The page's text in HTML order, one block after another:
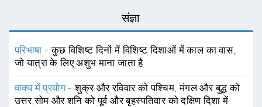
संज्ञा
परिभाषा -कुछ विशिष्ट दिनों में विशिष्ट दिशाओं में काल का वास,
जो यात्रा के लिए अशुभ माना जाता है
वाक्य में प्रयोग -शुक्र और रविवार को पश्चिम, मंगल और बुद्ध को
उत्तर,सोम और शनि को पूर्व और बृहस्पतिवार को दक्षिण दिशा में